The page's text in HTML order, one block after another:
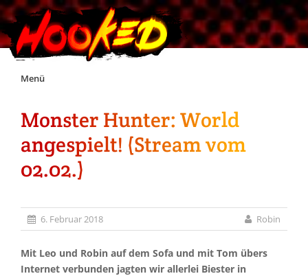
Skip
Menü
Unterstützt Hooked!
Exklusiv für Supporter*innen
Monster Hunter: World
angespielt! (Stream vom
02.02.)
6. Februar 2018 Robin
Mit Leo und Robin auf dem Sofa und mit Tom übers
Internet verbunden jagten wir allerlei Biester in